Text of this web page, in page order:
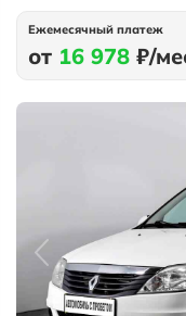
Ежемесячный платеж
от 16 978 ₽/